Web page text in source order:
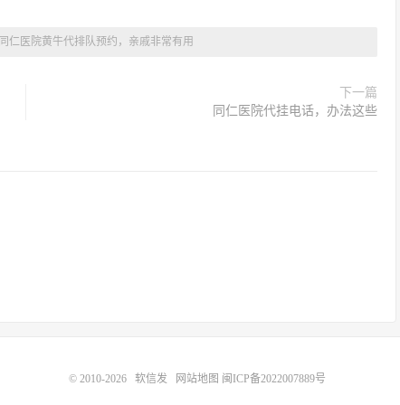
同仁医院黄牛代排队预约，亲戚非常有用
下一篇
同仁医院代挂电话，办法这些
© 2010-2026 软信发 网站地图 闽ICP备2022007889号